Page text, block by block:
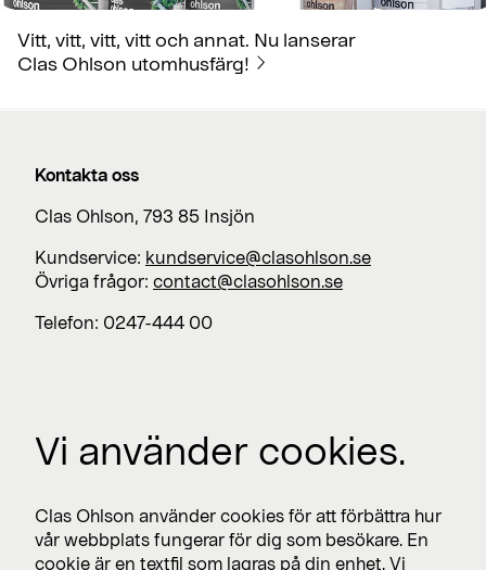
Vitt, vitt, vitt, vitt och annat. Nu lanserar
Clas Ohlson utomhusfärg!
Kontakta oss
Clas Ohlson, 793 85 Insjön
Kundservice: kundservice@clasohlson.se
Övriga frågor: contact@clasohlson.se
Telefon: 0247-444 00
Lediga jobb >
Nyhetsrum >
Vi använder cookies.
Clas Ohlson använder cookies för att förbättra hur
vår webbplats fungerar för dig som besökare. En
cookie är en textfil som lagras på din enhet. Vi